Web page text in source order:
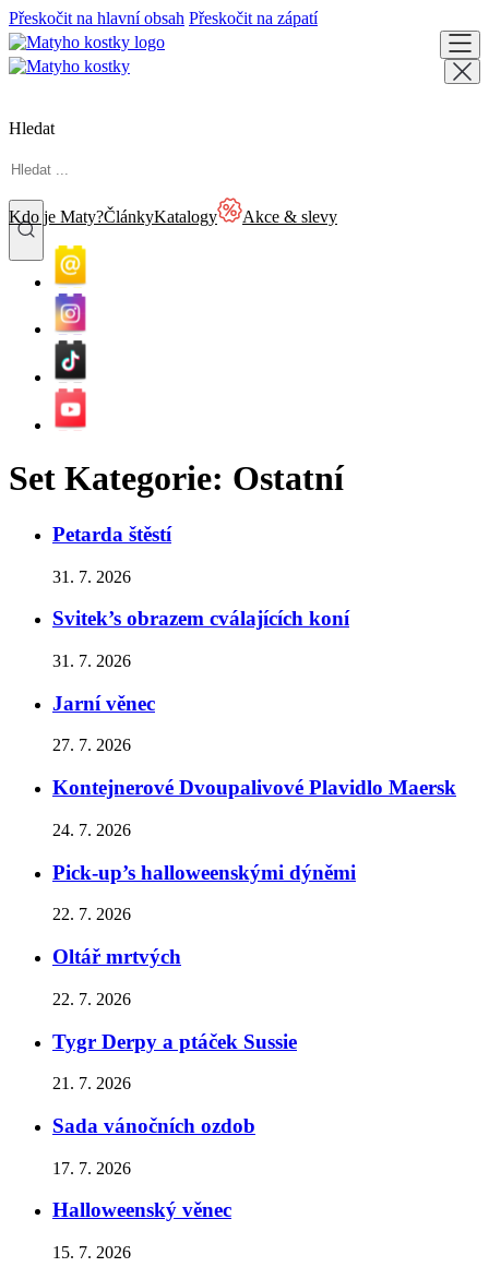
Přeskočit na hlavní obsah Přeskočit na zápatí
Hledat
Kdo je Maty?ČlánkyKatalogy Akce & slevy
Set Kategorie: Ostatní
Petarda štěstí
31. 7. 2026
Svitek’s obrazem cválajících koní
31. 7. 2026
Jarní věnec
27. 7. 2026
Kontejnerové Dvoupalivové Plavidlo Maersk
24. 7. 2026
Pick-up’s halloweenskými dýněmi
22. 7. 2026
Oltář mrtvých
22. 7. 2026
Tygr Derpy a ptáček Sussie
21. 7. 2026
Sada vánočních ozdob
17. 7. 2026
Halloweenský věnec
15. 7. 2026